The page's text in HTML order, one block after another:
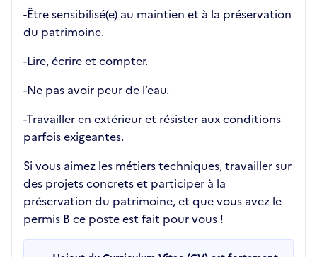
-Être sensibilisé(e) au maintien et à la préservation
du patrimoine.
-Lire, écrire et compter.
-Ne pas avoir peur de l’eau.
-Travailler en extérieur et résister aux conditions
parfois exigeantes.
Si vous aimez les métiers techniques, travailler sur
des projets concrets et participer à la
préservation du patrimoine, et que vous avez le
permis B ce poste est fait pour vous !